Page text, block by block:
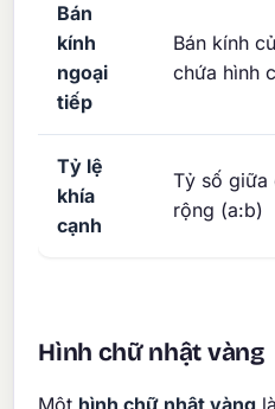
Bán
kính
ngoại
tiếp
Bán kính
chứa hình
Tỷ lệ
khía
cạnh
Tỷ số giữa
rộng (a:b)
Hình chữ nhật vàng